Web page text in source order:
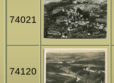
74021
74120